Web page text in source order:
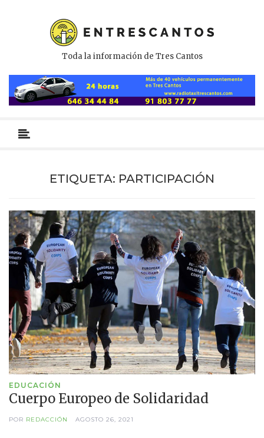
Toda la información de Tres Cantos
primario
ETIQUETA: PARTICIPACIÓN
EDUCACIÓN
Cuerpo Europeo de Solidaridad
POR REDACCIÓN AGOSTO 26, 2021